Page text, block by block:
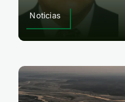
Noticias